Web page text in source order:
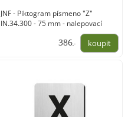
JNF - Piktogram písmeno "Z"
IN.34.300 - 75 mm - nalepovací
386,-